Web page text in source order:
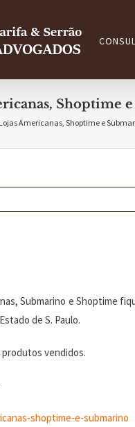
Shoptime
Americanas, Shoptime e
Submarino e Shoptime
de S. Paulo.
produtos vendidos.
shoptime-e-submarino